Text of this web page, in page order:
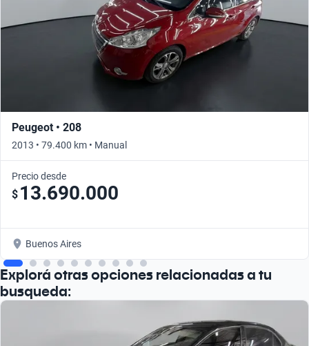
Peugeot • 208
2013 • 79.400 km • Manual
Precio desde
$ 13.690.000
Buenos Aires
Explorá otras opciones relacionadas a tu
busqueda: